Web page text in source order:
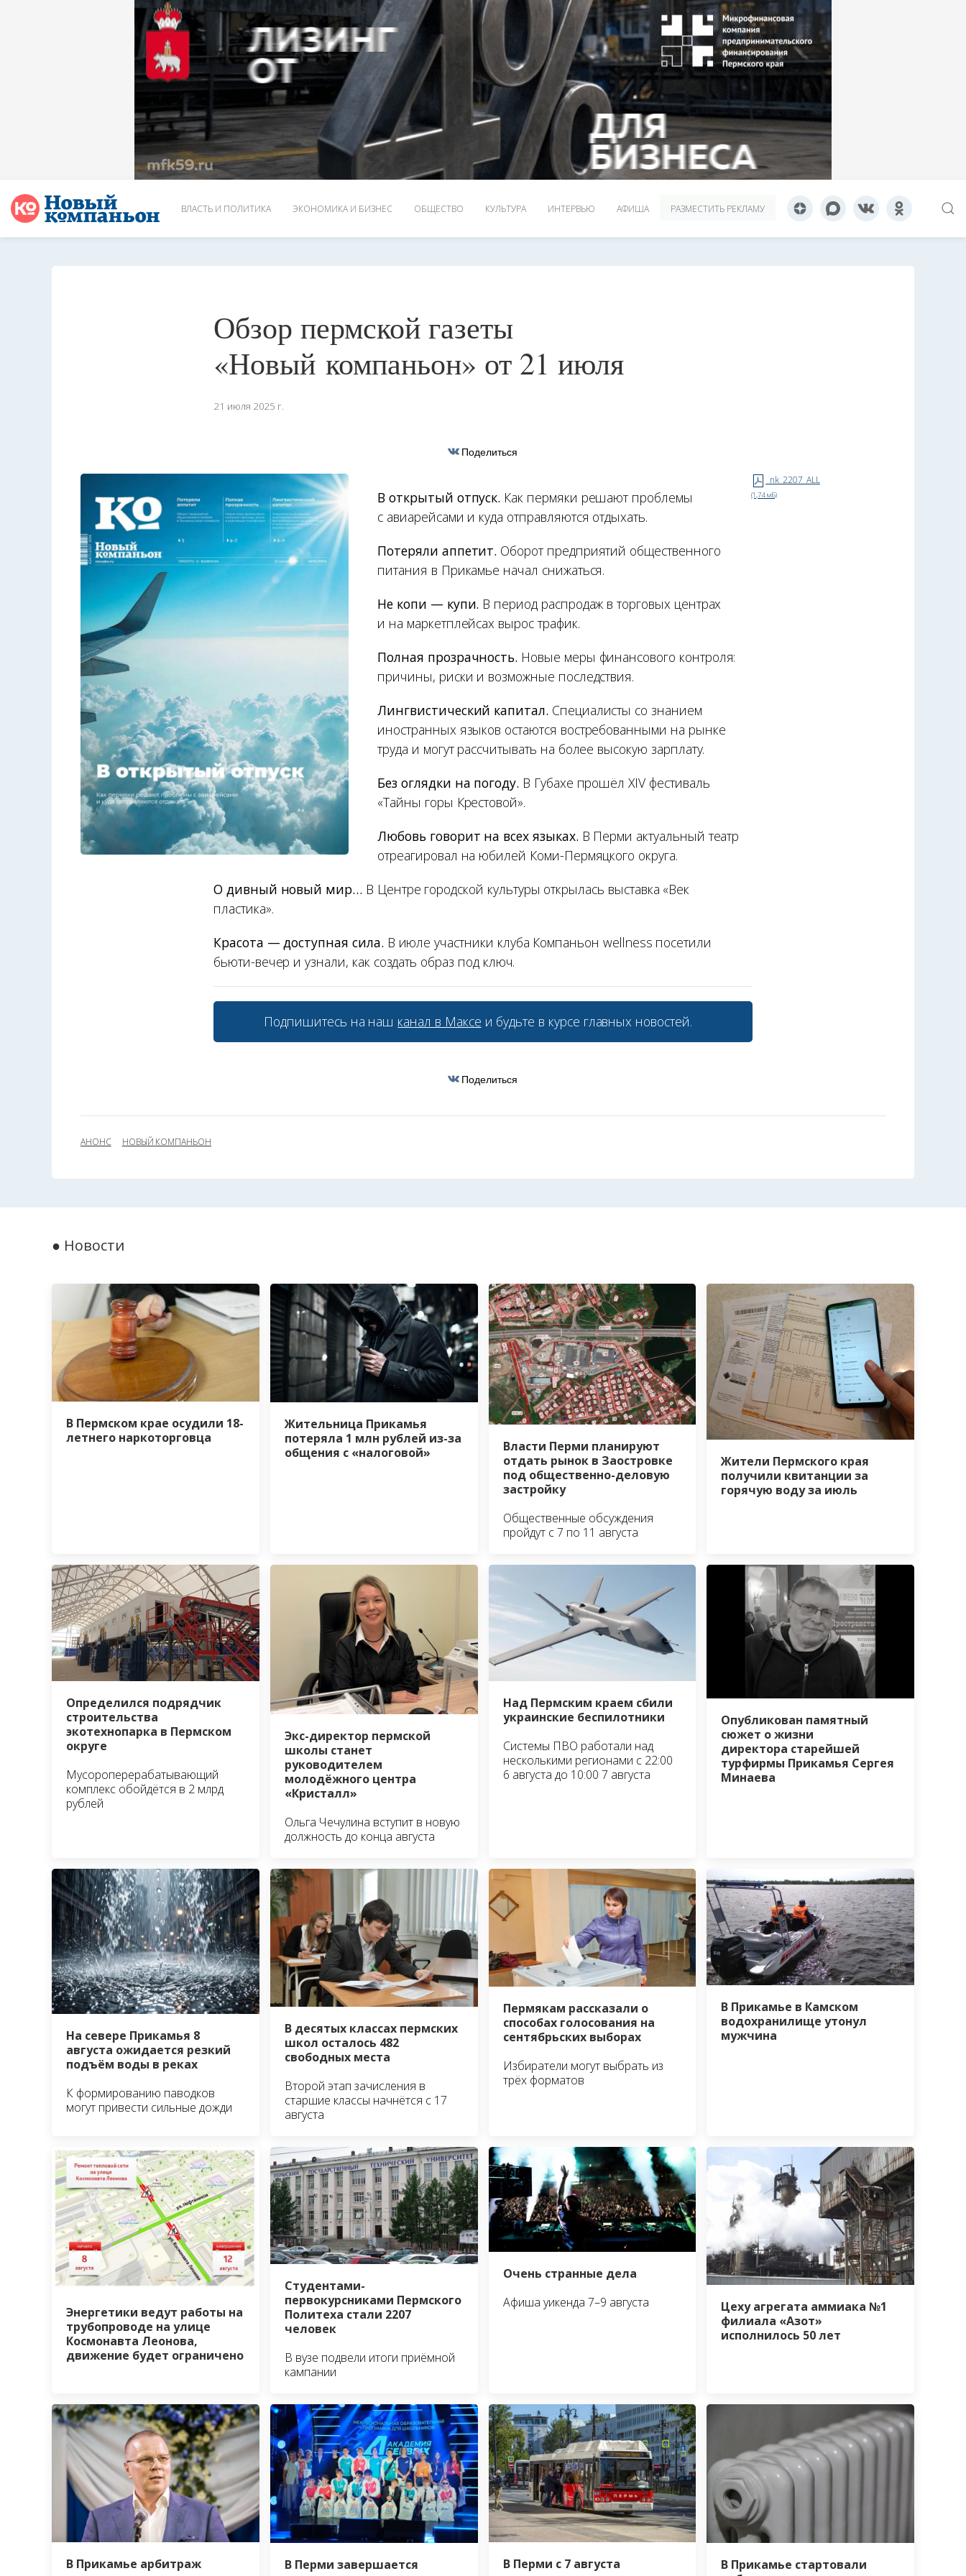
ВЛАСТЬ И ПОЛИТИКА ЭКОНОМИКА И БИЗНЕС ОБЩЕСТВО КУЛЬТУРА ИНТЕРВЬЮ АФИША РАЗМЕСТИТЬ РЕКЛАМУ
Обзор пермской газеты
«Новый компаньон» от 21 июля
21 июля 2025 г.
Поделиться
nk_2207_ALL
(1,74 мБ)
В открытый отпуск. Как пермяки решают проблемы
с авиарейсами и куда отправляются отдыхать.
Потеряли аппетит. Оборот предприятий общественного
питания в Прикамье начал снижаться.
Не копи — купи. В период распродаж в торговых центрах
и на маркетплейсах вырос трафик.
Полная прозрачность. Новые меры финансового контроля:
причины, риски и возможные последствия.
Лингвистический капитал. Специалисты со знанием
иностранных языков остаются востребованными на рынке
труда и могут рассчитывать на более высокую зарплату.
Без оглядки на погоду. В Губахе прошёл XIV фестиваль
«Тайны горы Крестовой».
Любовь говорит на всех языках. В Перми актуальный театр
отреагировал на юбилей Коми-Пермяцкого округа.
О дивный новый мир… В Центре городской культуры открылась выставка «Век
пластика».
Красота — доступная сила. В июле участники клуба Компаньон wellness посетили
бьюти-вечер и узнали, как создать образ под ключ.
Подпишитесь на наш канал в Максе и будьте в курсе главных новостей.
Поделиться
АНОНС НОВЫЙ КОМПАНЬОН
● Новости
В Пермском крае осудили 18-
летнего наркоторговца
Жительница Прикамья
потеряла 1 млн рублей из-за
общения с «налоговой»
Власти Перми планируют
отдать рынок в Заостровке
под общественно-деловую
застройку
Общественные обсуждения
пройдут с 7 по 11 августа
Жители Пермского края
получили квитанции за
горячую воду за июль
Определился подрядчик
строительства
экотехнопарка в Пермском
округе
Мусороперерабатывающий
комплекс обойдётся в 2 млрд
рублей
Экс-директор пермской
школы станет
руководителем
молодёжного центра
«Кристалл»
Ольга Чечулина вступит в новую
должность до конца августа
Над Пермским краем сбили
украинские беспилотники
Системы ПВО работали над
несколькими регионами с 22:00
6 августа до 10:00 7 августа
Опубликован памятный
сюжет о жизни
директора старейшей
турфирмы Прикамья Сергея
Минаева
На севере Прикамья 8
августа ожидается резкий
подъём воды в реках
К формированию паводков
могут привести сильные дожди
В десятых классах пермских
школ осталось 482
свободных места
Второй этап зачисления в
старшие классы начнётся с 17
августа
Пермякам рассказали о
способах голосования на
сентябрьских выборах
Избиратели могут выбрать из
трёх форматов
В Прикамье в Камском
водохранилище утонул
мужчина
Энергетики ведут работы на
трубопроводе на улице
Космонавта Леонова,
движение будет ограничено
Студентами-
первокурсниками Пермского
Политеха стали 2207
человек
В вузе подвели итоги приёмной
кампании
Очень странные дела
Афиша уикенда 7–9 августа
Цеху агрегата аммиака №1
филиала «Азот»
исполнилось 50 лет
В Прикамье арбитраж
В Перми завершается
В Перми с 7 августа
В Прикамье стартовали